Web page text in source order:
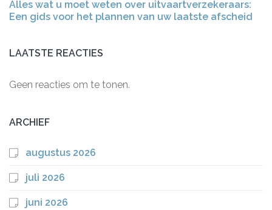
Alles wat u moet weten over uitvaartverzekeraars:
Een gids voor het plannen van uw laatste afscheid
LAATSTE REACTIES
Geen reacties om te tonen.
ARCHIEF
augustus 2026
juli 2026
juni 2026